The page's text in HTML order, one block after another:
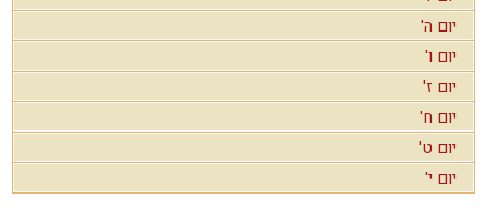
יום ה'
יום ו'
יום ז'
יום ח'
יום ט'
יום י'